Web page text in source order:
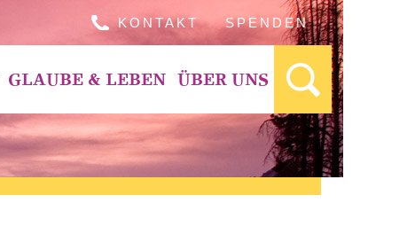
KONTAKT SPENDEN
GLAUBE & LEBEN ÜBER UNS